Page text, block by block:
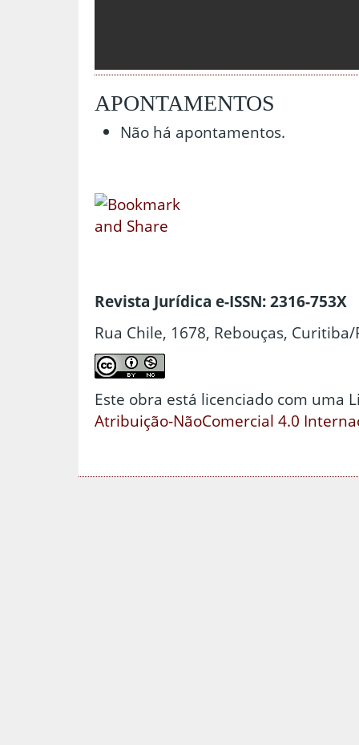
APONTAMENTOS
Não há apontamentos.
Revista Jurídica e-ISSN: 2316-753X
Rua Chile, 1678, Rebouças, Curitiba/
Este obra está licenciado com uma
Atribuição-NãoComercial 4.0